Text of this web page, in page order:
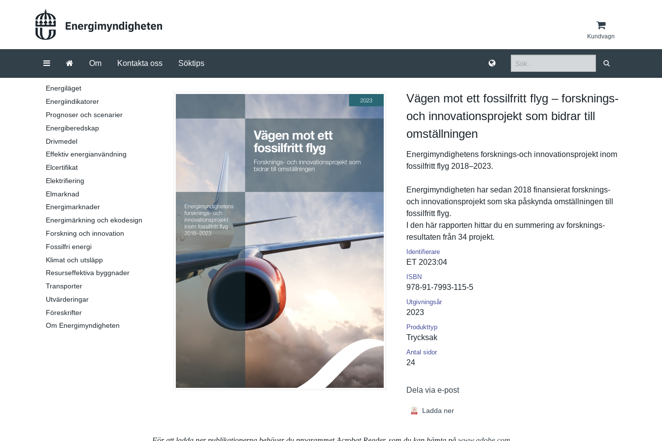
Kundvagn
Om Kontakta oss Söktips
Energiläget
Energiindikatorer
Prognoser och scenarier
Energiberedskap
Drivmedel
Effektiv energianvändning
Elcertifikat
Elektrifiering
Elmarknad
Energimarknader
Energimärkning och ekodesign
Forskning och innovation
Fossilfri energi
Klimat och utsläpp
Resurseffektiva byggnader
Transporter
Utvärderingar
Föreskrifter
Om Energimyndigheten
Vägen mot ett fossilfritt flyg – forsknings-
och innovationsprojekt som bidrar till
omställningen
Energimynd­ighetens forsknings-och innovation­sprojekt inom
fossilfrit­t flyg 2018–2023.
Energimynd­igheten har sedan 2018 finansiera­t forsknings-
och innovation­sprojekt som ska påskynda omställnin­gen till
fossilfrit­t flyg.
I den här rapporten hittar du en summering av forsknings­
resultaten från 34 projekt.
Identifierare
ET 2023:04
ISBN
978-91-7993-115-5
Utgivningsår
2023
Produkttyp
Trycksak
Antal sidor
24
Dela via e-post
Ladda ner